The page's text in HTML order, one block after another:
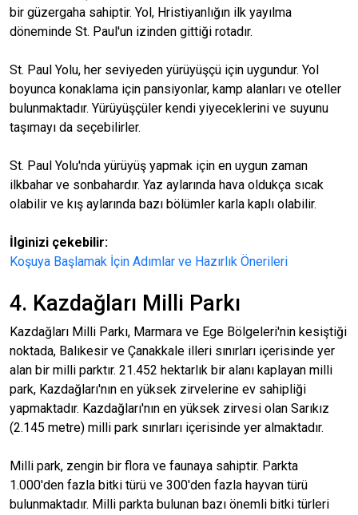
bir güzergaha sahiptir. Yol, Hristiyanlığın ilk yayılma
döneminde St. Paul'un izinden gittiği rotadır.
St. Paul Yolu, her seviyeden yürüyüşçü için uygundur. Yol
boyunca konaklama için pansiyonlar, kamp alanları ve oteller
bulunmaktadır. Yürüyüşçüler kendi yiyeceklerini ve suyunu
taşımayı da seçebilirler.
St. Paul Yolu'nda yürüyüş yapmak için en uygun zaman
ilkbahar ve sonbahardır. Yaz aylarında hava oldukça sıcak
olabilir ve kış aylarında bazı bölümler karla kaplı olabilir.
İlginizi çekebilir:
Koşuya Başlamak İçin Adımlar ve Hazırlık Önerileri
4. Kazdağları Milli Parkı
Kazdağları Milli Parkı, Marmara ve Ege Bölgeleri'nin kesiştiği
noktada, Balıkesir ve Çanakkale illeri sınırları içerisinde yer
alan bir milli parktır. 21.452 hektarlık bir alanı kaplayan milli
park, Kazdağları'nın en yüksek zirvelerine ev sahipliği
yapmaktadır. Kazdağları'nın en yüksek zirvesi olan Sarıkız
(2.145 metre) milli park sınırları içerisinde yer almaktadır.
Milli park, zengin bir flora ve faunaya sahiptir. Parkta
1.000'den fazla bitki türü ve 300'den fazla hayvan türü
bulunmaktadır. Milli parkta bulunan bazı önemli bitki türleri